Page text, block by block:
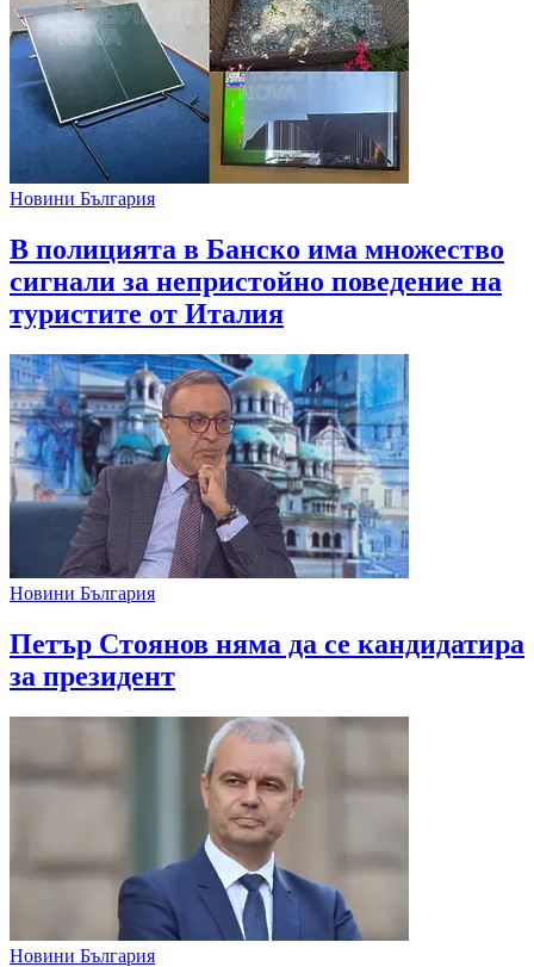
Новини България
В полицията в Банско има множество
сигнали за непристойно поведение на
туристите от Италия
Новини България
Петър Стоянов няма да се кандидатира
за президент
Новини България